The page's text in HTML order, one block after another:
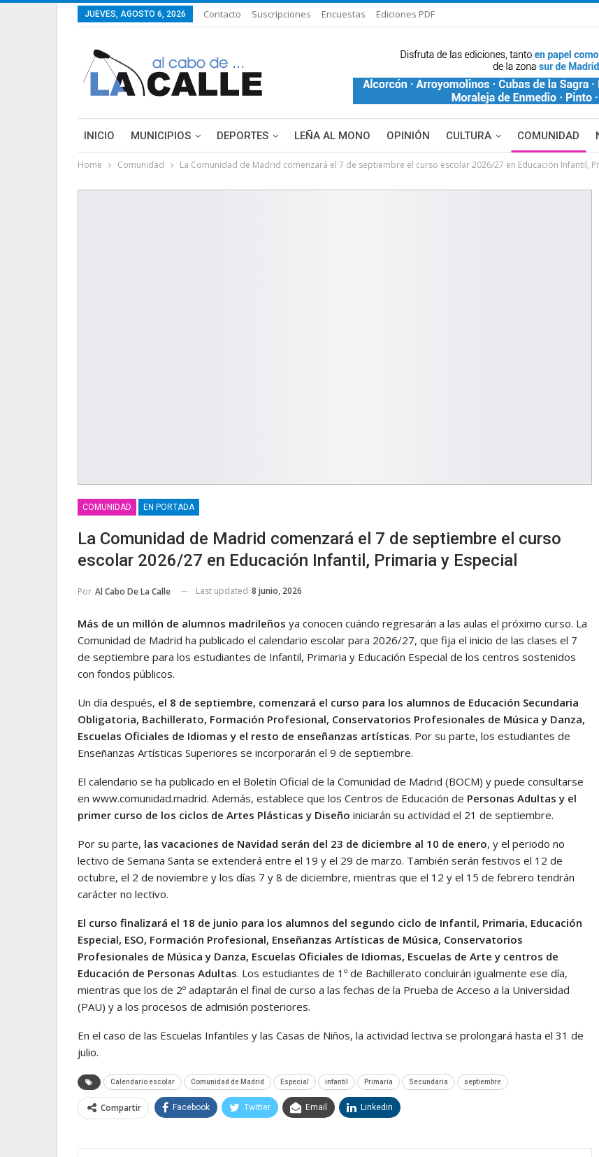
JUEVES, AGOSTO 6, 2026 Contacto Suscripciones Encuestas Ediciones PDF
INICIO MUNICIPIOS DEPORTES LEÑA AL MONO OPINIÓN CULTURA COMUNIDAD
LIFESTYLE PURA FICCIÓN: LAS HISTORIAS DE BLANCA MAS NOTICIAS
Home Comunidad La Comunidad de Madrid comenzará el 7 de septiembre el curso escolar 2026/27 en Educación Infantil,
COMUNIDAD EN PORTADA
La Comunidad de Madrid comenzará el 7 de septiembre el curso
escolar 2026/27 en Educación Infantil, Primaria y Especial
Por Al Cabo De La Calle Last updated 8 junio, 2026
Más de un millón de alumnos madrileños ya conocen cuándo regresarán a las aulas el próximo curso. La
Comunidad de Madrid ha publicado el calendario escolar para 2026/27, que fija el inicio de las clases el 7
de septiembre para los estudiantes de Infantil, Primaria y Educación Especial de los centros sostenidos
con fondos públicos.
Un día después, el 8 de septiembre, comenzará el curso para los alumnos de Educación Secundaria
Obligatoria, Bachillerato, Formación Profesional, Conservatorios Profesionales de Música y Danza,
Escuelas Oficiales de Idiomas y el resto de enseñanzas artísticas. Por su parte, los estudiantes de
Enseñanzas Artísticas Superiores se incorporarán el 9 de septiembre.
El calendario se ha publicado en el Boletín Oficial de la Comunidad de Madrid (BOCM) y puede consultarse
en www.comunidad.madrid. Además, establece que los Centros de Educación de Personas Adultas y el
primer curso de los ciclos de Artes Plásticas y Diseño iniciarán su actividad el 21 de septiembre.
Por su parte, las vacaciones de Navidad serán del 23 de diciembre al 10 de enero, y el periodo no
lectivo de Semana Santa se extenderá entre el 19 y el 29 de marzo. También serán festivos el 12 de
octubre, el 2 de noviembre y los días 7 y 8 de diciembre, mientras que el 12 y el 15 de febrero tendrán
carácter no lectivo.
El curso finalizará el 18 de junio para los alumnos del segundo ciclo de Infantil, Primaria, Educación
Especial, ESO, Formación Profesional, Enseñanzas Artísticas de Música, Conservatorios
Profesionales de Música y Danza, Escuelas Oficiales de Idiomas, Escuelas de Arte y centros de
Educación de Personas Adultas. Los estudiantes de 1º de Bachillerato concluirán igualmente ese día,
mientras que los de 2º adaptarán el final de curso a las fechas de la Prueba de Acceso a la Universidad
(PAU) y a los procesos de admisión posteriores.
En el caso de las Escuelas Infantiles y las Casas de Niños, la actividad lectiva se prolongará hasta el 31 de
julio.
Calendario escolar Comunidad de Madrid Especial infantil Primaria Secundaria septiembre
Compartir Facebook Twitter Email Linkedin